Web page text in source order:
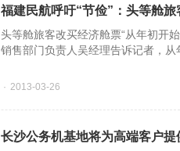
福建民航呼吁“节俭”：头等舱
头等舱旅客改买经济舱票“从年初开
销售部门负责人吴经理告诉记者，从
2013-03-26
长沙公务机基地将为高端客户